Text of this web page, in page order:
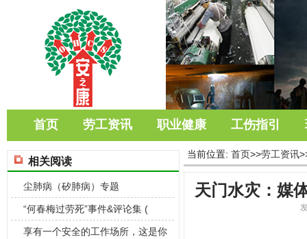
首页 劳工资讯 职业健康 工伤指引
当前位置: 首页>>劳工资讯
天门水灾：媒
相关阅读
尘肺病（矽肺病）专题
“何春梅过劳死”事件&评论集 (
享有一个安全的工作场所，这是你